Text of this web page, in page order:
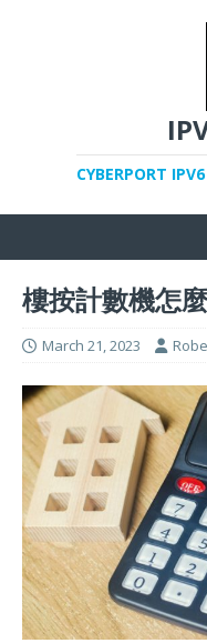
CYBERPORT
樓按計數機怎
March 21, 2023